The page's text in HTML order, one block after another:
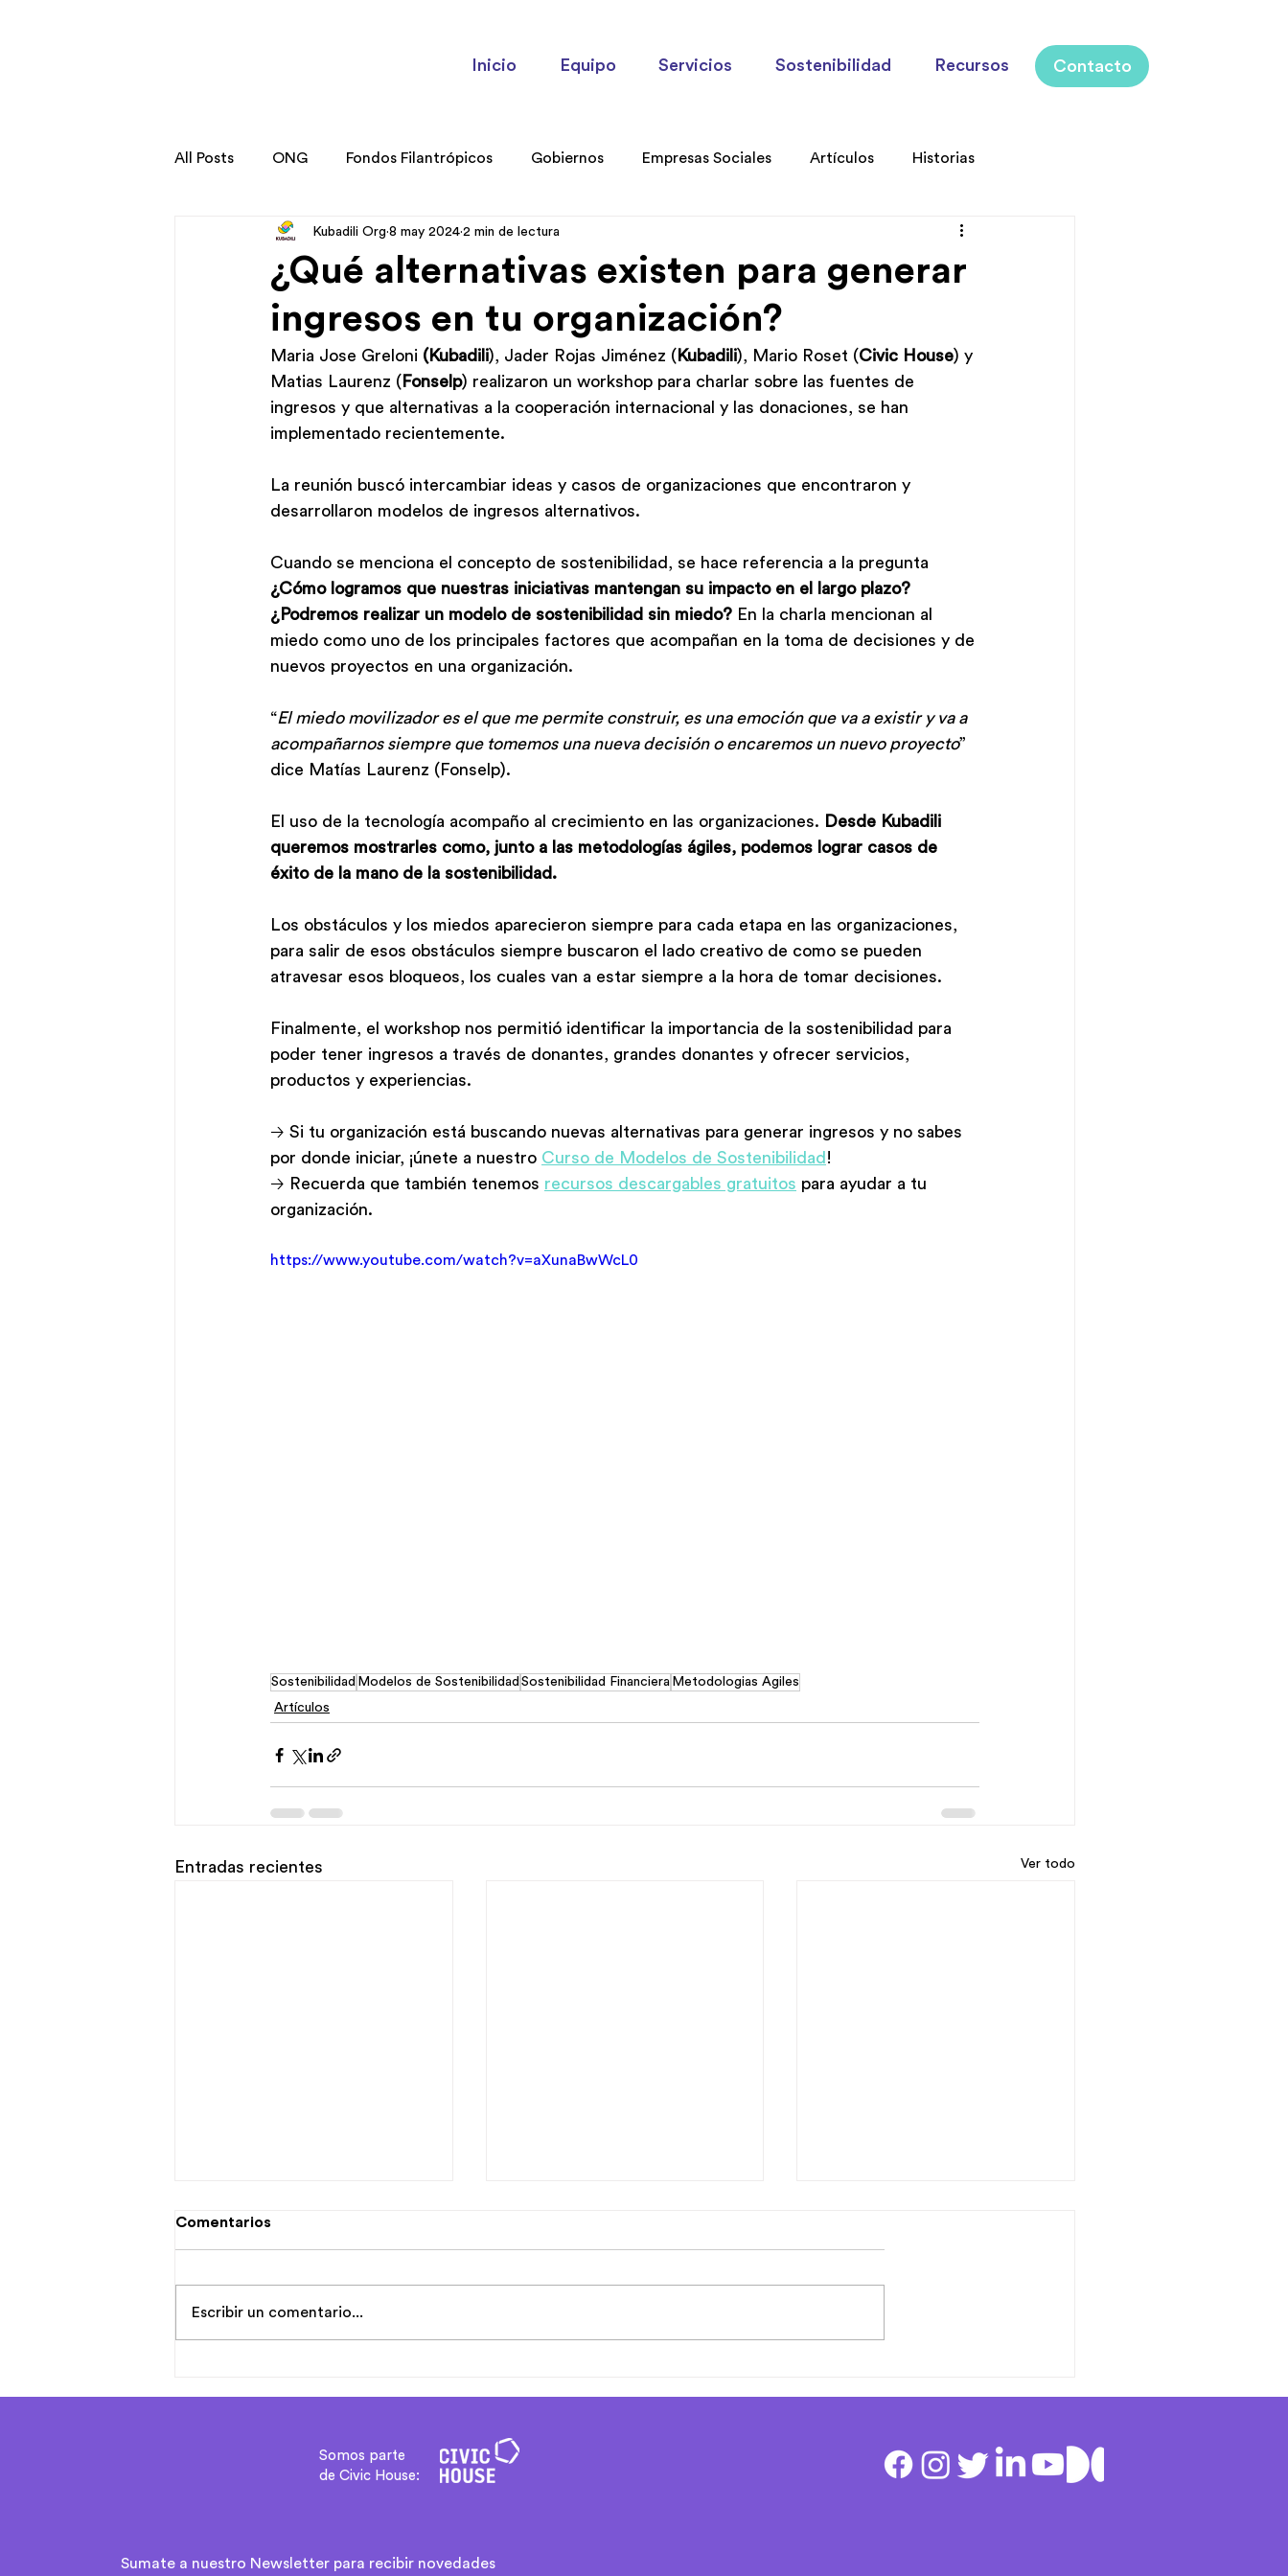
Inicio Equipo Servicios Sostenibilidad Recursos Contacto
All Posts ONG Fondos Filantrópicos Gobiernos Empresas Sociales Artículos Historias
Transformation Stories
¿Qué alternativas existen para generar
ingresos en tu organización?
Kubadili Org 8 may 2024 2 min de lectura
Maria Jose Greloni (Kubadili), Jader Rojas Jiménez ( Kubadili), Mario Roset (Civic House) y
Matias Laurenz ( Fonselp) realizaron un workshop para charlar sobre las fuentes de
ingresos y que alternativas a la cooperación internacional y las donaciones, se han
implementado recientemente.
La reunión buscó intercambiar ideas y casos de organizaciones que encontraron y
desarrollaron modelos de ingresos alternativos.
Cuando se menciona el concepto de sostenibilidad, se hace referencia a la pregunta
¿Cómo logramos que nuestras iniciativas mantengan su impacto en el largo plazo?
¿Podremos realizar un modelo de sostenibilidad sin miedo? En la charla mencionan al
miedo como uno de los principales factores que acompañan en la toma de decisiones y de
nuevos proyectos en una organización.
“El miedo movilizador es el que me permite construir, es una emoción que va a existir y va a
acompañarnos siempre que tomemos una nueva decisión o encaremos un nuevo proyecto”
dice Matías Laurenz (Fonselp).
El uso de la tecnología acompaño al crecimiento en las organizaciones. Desde Kubadili
queremos mostrarles como, junto a las metodologías ágiles, podemos lograr casos de
éxito de la mano de la sostenibilidad.
Los obstáculos y los miedos aparecieron siempre para cada etapa en las organizaciones,
para salir de esos obstáculos siempre buscaron el lado creativo de como se pueden
atravesar esos bloqueos, los cuales van a estar siempre a la hora de tomar decisiones.
Finalmente, el workshop nos permitió identificar la importancia de la sostenibilidad para
poder tener ingresos a través de donantes, grandes donantes y ofrecer servicios,
productos y experiencias.
🡢 Si tu organización está buscando nuevas alternativas para generar ingresos y no sabes
por donde iniciar, ¡únete a nuestro Curso de Modelos de Sostenibilidad !
🡢 Recuerda que también tenemos recursos descargables gratuitos para ayudar a tu
organización.
https://www.youtube.com/watch?v=aXunaBwWcL0
Sostenibilidad Modelos de Sostenibilidad Sostenibilidad Financiera Metodologias Agiles
Artículos
Entradas recientes Ver todo
Comentarios
Escribir un comentario...
Somos parte
de Civic House:
Sumate a nuestro Newsletter para recibir novedades